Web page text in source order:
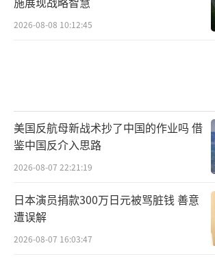
2026-08-08 10:12:45
美国反航母新战术抄了中国的作业吗 借
鉴中国反介入思路
2026-08-07 22:21:19
日本演员捐款300万日元被骂脏钱 善意
遭误解
2026-08-07 16:03:47